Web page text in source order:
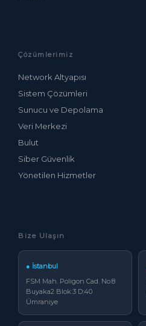
Çözümlerimiz
Network Altyapısı
Sistem Çözümleri
Sunucu ve Depolama
Veri Merkezi
Bulut
Siber Güvenlik
Yönetilen Hizmetler
Bize Ulaşın
● İstanbul
FSM Mah. Poligon Cad. No:8
Buyaka2 Blok:3 D:40
Ümraniye